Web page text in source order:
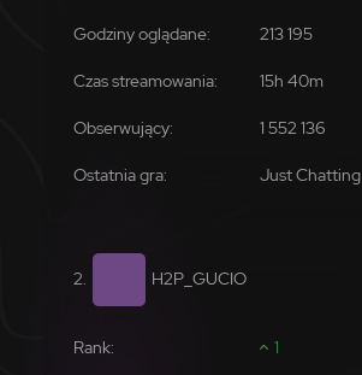
213 195
1 552 136
Just Chatting
H2P_GUCIO
1